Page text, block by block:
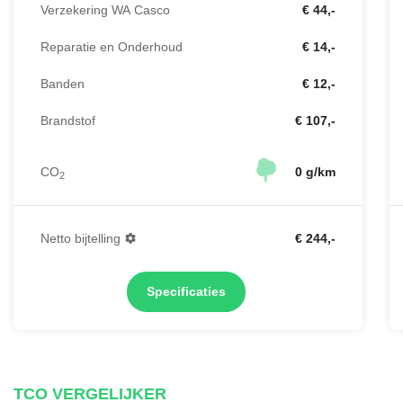
Verzekering WA Casco € 44,-
Reparatie en Onderhoud € 14,-
Banden € 12,-
Brandstof € 107,-
CO2 0 g/km
Netto bijtelling € 244,-
Specificaties
TCO VERGELIJKER